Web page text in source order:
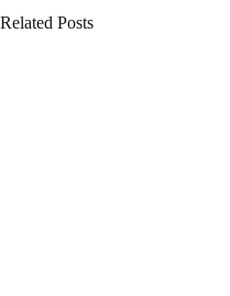
Related Posts